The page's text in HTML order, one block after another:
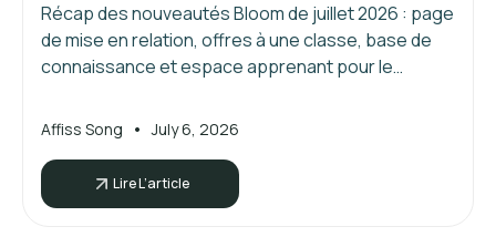
Récap des nouveautés Bloom de juillet 2026 : page
de mise en relation, offres à une classe, base de
connaissance et espace apprenant pour le
Affiss Song • July 6, 2026
Lire L’article